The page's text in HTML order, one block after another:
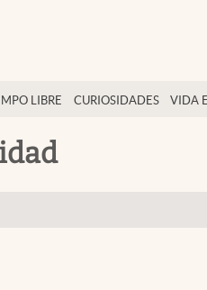
LIBRE CURIOSIDADES VIDA